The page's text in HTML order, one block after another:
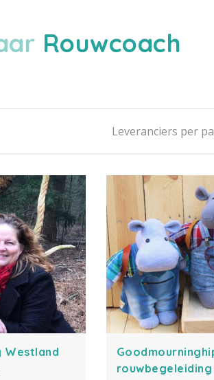
Rouwcoach
Leveranciers per
Westland
rouwbegeleiding